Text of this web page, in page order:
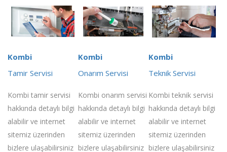
Kombi
Tamir Servisi
Kombi tamir servisi
hakkında detaylı bilgi
alabilir ve internet
sitemiz üzerinden
bizlere ulaşabilirsiniz
Kombi
Onarım Servisi
Kombi onarım servisi
hakkında detaylı bilgi
alabilir ve internet
sitemiz üzerinden
bizlere ulaşabilirsiniz
Kombi
Teknik Servisi
Kombi teknik servisi
hakkında detaylı bilgi
alabilir ve internet
sitemiz üzerinden
bizlere ulaşabilirsiniz